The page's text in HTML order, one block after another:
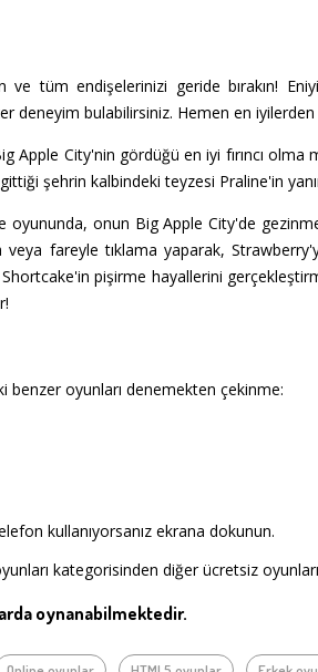
ve tüm endişelerinizi geride bırakın!
deneyim bulabilirsiniz. Hemen en iyilerden
Apple City'nin gördüğü en iyi fırıncı
şehrin kalbindeki teyzesi Praline'in
onun Big Apple City'de
veya fareyle tıklama yaparak,
pişirme hayallerini
benzer oyunları denemekten çekinme:
kullanıyorsanız ekrana dokunun.
kategorisinden diğer ücretsiz
oynanabilmektedir.